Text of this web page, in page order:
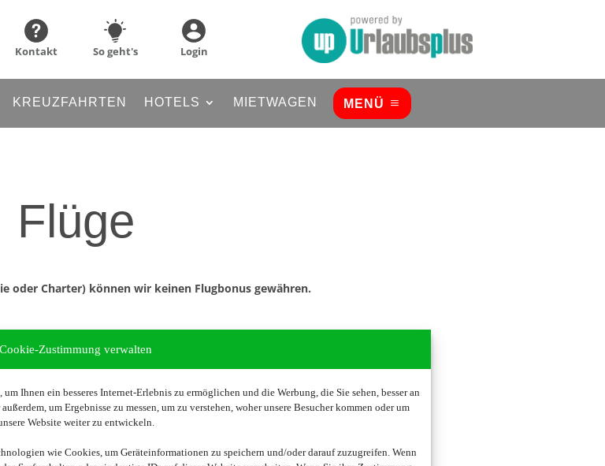
Cookie-Zustimmung verwalten
Ihnen ein besseres Internet-Erlebnis zu ermöglichen und die Werbung, die Sie sehen, besser an
um Ergebnisse zu messen, um zu verstehen, woher unsere Besucher kommen oder um
Website weiter zu entwickeln.
wie Cookies, um Geräteinformationen zu speichern und/oder darauf zuzugreifen. Wenn
Kontakt So geht's Login
KREUZFAHRTEN HOTELS MIETWAGEN MENÜ
Flüge
oder Charter) können wir keinen Flugbonus gewähren.